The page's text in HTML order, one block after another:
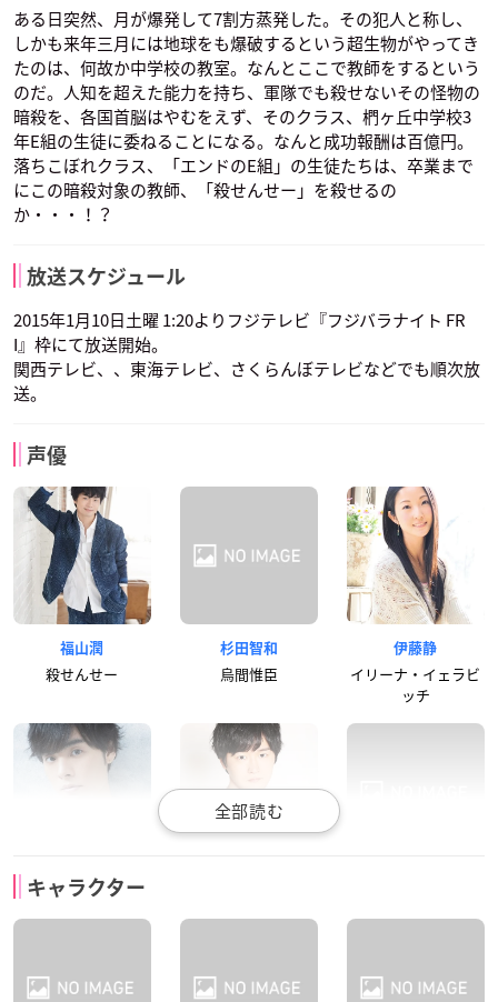
堀部イトナ
声優：緒方恵美
浅野学秀
声優：宮野真守
死神
声優：島﨑信長
ある日突然、月が爆発して7割方蒸発した。その犯人と称し、
しかも来年三月には地球をも爆破するという超生物がやってき
たのは、何故か中学校の教室。なんとここで教師をするという
のだ。人知を超えた能力を持ち、軍隊でも殺せないその怪物の
暗殺を、各国首脳はやむをえず、そのクラス、椚ヶ丘中学校3
年E組の生徒に委ねることになる。なんと成功報酬は百億円。
落ちこぼれクラス、「エンドのE組」の生徒たちは、卒業まで
にこの暗殺対象の教師、「殺せんせー」を殺せるの
か・・・！？
放送スケジュール
2015年1月10日土曜 1:20よりフジテレビ『フジバラナイト FR
I』枠にて放送開始。
関西テレビ、、東海テレビ、さくらんぼテレビなどでも順次放
送。
声優
福山潤
殺せんせー
杉田智和
烏間惟臣
伊藤静
イリーナ・イェラビ
ッチ
岡本信彦
キャラクター